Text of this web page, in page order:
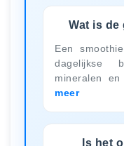
Wat is
Een
dagelijkse
mineralen
meer
Is het